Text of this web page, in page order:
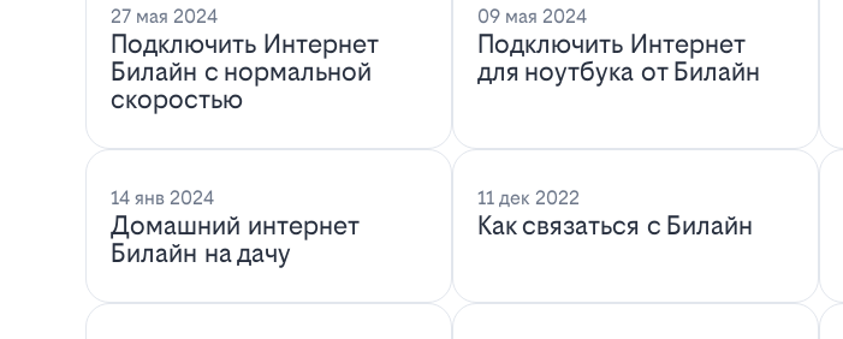
27 мая 2024
Подключить Интернет
Билайн с нормальной
скоростью
09 мая 2024
Подключить Интернет
для ноутбука от Билайн
14 янв 2024
Домашний интернет
Билайн на дачу
11 дек 2022
Как связаться с Билайн